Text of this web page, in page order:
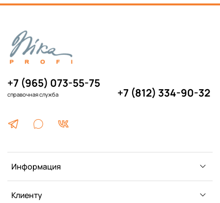
Информация
Клиенту
+7 (965) 073-55-75
справочная служба +7 (812) 334-90-32